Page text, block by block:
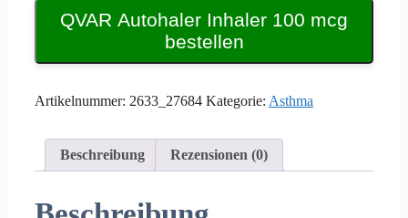
QVAR Autohaler Inhaler 100 mcg
bestellen
Artikelnummer: 2633_27684 Kategorie: Asthma
Beschreibung Rezensionen (0)